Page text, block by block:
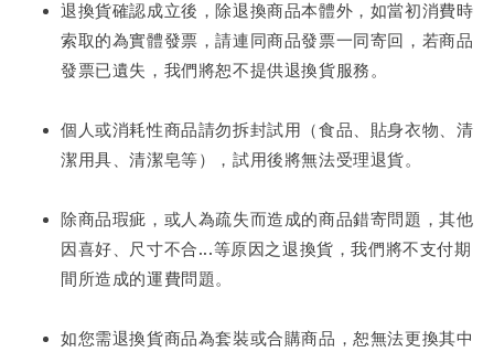
退換貨確認成立後，除退換商品本體外，如當初消費時
索取的為實體發票，請連同商品發票一同寄回，若商品
發票已遺失，我們將恕不提供退換貨服務。
個人或消耗性商品請勿拆封試用（食品、貼身衣物、清
潔用具、清潔皂等），試用後將無法受理退貨。
除商品瑕疵，或人為疏失而造成的商品錯寄問題，其他
因喜好、尺寸不合...等原因之退換貨，我們將不支付期
間所造成的運費問題。
如您需退換貨商品為套裝或合購商品，恕無法更換其中